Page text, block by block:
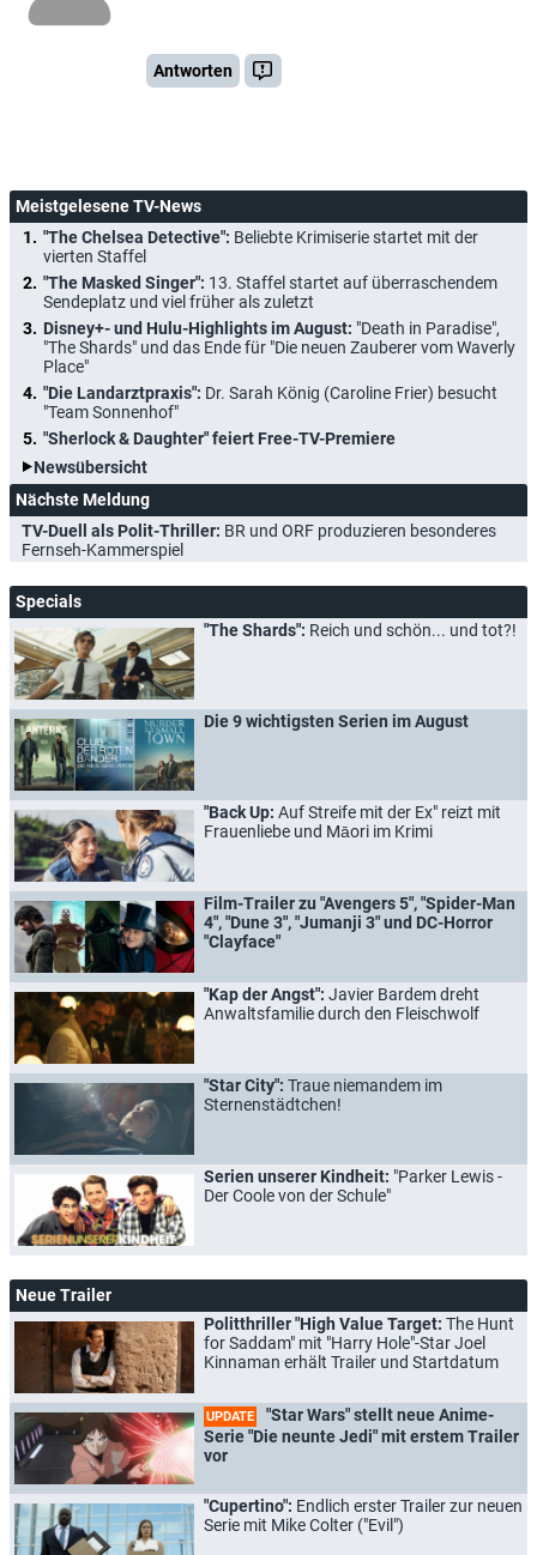
Antworten
Meistgelesene TV-News
"The Chelsea Detective": Beliebte Krimiserie startet mit der
vierten Staffel
"The Masked Singer": 13. Staffel startet auf überraschendem
Sendeplatz und viel früher als zuletzt
Disney+- und Hulu-Highlights im August: "Death in Paradise",
"The Shards" und das Ende für "Die neuen Zauberer vom Waverly
Place"
"Die Landarztpraxis": Dr. Sarah König (Caroline Frier) besucht
"Team Sonnenhof"
"Sherlock & Daughter" feiert Free-TV-Premiere
Newsübersicht
Nächste Meldung
TV-Duell als Polit-Thriller: BR und ORF produzieren besonderes
Fernseh-Kammerspiel
Specials
"The Shards": Reich und schön... und tot?!
Die 9 wichtigsten Serien im August
"Back Up: Auf Streife mit der Ex" reizt mit
Frauenliebe und Māori im Krimi
Film-Trailer zu "Avengers 5", "Spider-Man
4", "Dune 3", "Jumanji 3" und DC-Horror
"Clayface"
"Kap der Angst": Javier Bardem dreht
Anwaltsfamilie durch den Fleischwolf
"Star City": Traue niemandem im
Sternenstädtchen!
Serien unserer Kindheit: "Parker Lewis -
Der Coole von der Schule"
Neue Trailer
Politthriller "High Value Target: The Hunt
for Saddam" mit "Harry Hole"-Star Joel
Kinnaman erhält Trailer und Startdatum
UPDATE
"Star Wars" stellt neue Anime-
Serie "Die neunte Jedi" mit erstem Trailer
vor
"Cupertino": Endlich erster Trailer zur neuen
Serie mit Mike Colter ("Evil")